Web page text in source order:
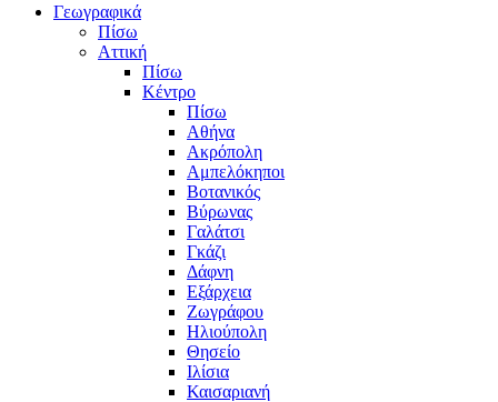
Γεωγραφικά
Πίσω
Αττική
Πίσω
Κέντρο
Πίσω
Αθήνα
Ακρόπολη
Αμπελόκηποι
Βοτανικός
Βύρωνας
Γαλάτσι
Γκάζι
Δάφνη
Εξάρχεια
Ζωγράφου
Ηλιούπολη
Θησείο
Ιλίσια
Καισαριανή